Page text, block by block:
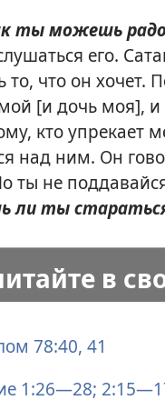
ты можешь
его.
то, что он хочет.
[и дочь моя],
кто упрекает
над ним. Он
ты не
ли ты
в
78:40, 41
1:26—28;